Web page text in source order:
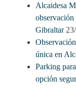
Alcaidesa
observación
Gibraltar
única en
Parking
opción